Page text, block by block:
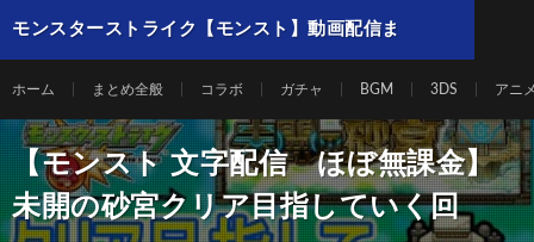
モンスターストライク【モンスト】動画配信ま
ホーム まとめ全般 コラボ ガチャ BGM 3DS アニ
【モンスト 文字配信 ほぼ無課金】
未開の砂宮クリア目指していく回